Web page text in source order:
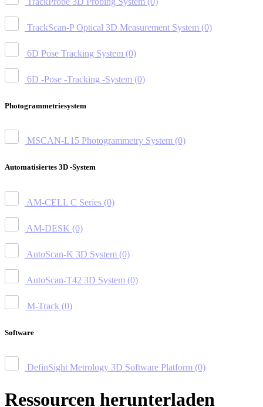
TrackScan-P Optical 3D Measurement System (0)
6D Pose Tracking System (0)
6D -Pose -Tracking -System (0)
Photogrammetriesystem
MSCAN-L15 Photogrammetry System (0)
Automatisiertes 3D -System
AM-CELL C Series (0)
AM-DESK (0)
AutoScan-K 3D System (0)
AutoScan-T42 3D System (0)
M-Track (0)
Software
DefinSight Metrology 3D Software Platform (0)
Ressourcen herunterladen